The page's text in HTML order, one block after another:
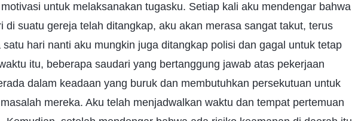
untuk melaksanakan tugasku. Setiap kali aku mendengar bahwa
di suatu gereja telah ditangkap, aku akan merasa sangat takut, terus
satu hari nanti aku mungkin juga ditangkap polisi dan gagal untuk tetap
itu, beberapa saudari yang bertanggung jawab atas pekerjaan
dalam keadaan yang buruk dan membutuhkan persekutuan untuk
mereka. Aku telah menjadwalkan waktu dan tempat pertemuan